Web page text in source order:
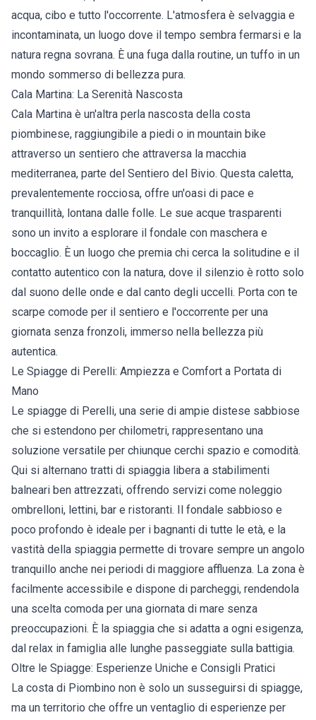
acqua, cibo e tutto l'occorrente. L'atmosfera è selvaggia e
incontaminata, un luogo dove il tempo sembra fermarsi e la
natura regna sovrana. È una fuga dalla routine, un tuffo in un
mondo sommerso di bellezza pura.
Cala Martina: La Serenità Nascosta
Cala Martina è un'altra perla nascosta della costa
piombinese, raggiungibile a piedi o in mountain bike
attraverso un sentiero che attraversa la macchia
mediterranea, parte del Sentiero del Bivio. Questa caletta,
prevalentemente rocciosa, offre un'oasi di pace e
tranquillità, lontana dalle folle. Le sue acque trasparenti
sono un invito a esplorare il fondale con maschera e
boccaglio. È un luogo che premia chi cerca la solitudine e il
contatto autentico con la natura, dove il silenzio è rotto solo
dal suono delle onde e dal canto degli uccelli. Porta con te
scarpe comode per il sentiero e l'occorrente per una
giornata senza fronzoli, immerso nella bellezza più
autentica.
Le Spiagge di Perelli: Ampiezza e Comfort a Portata di
Mano
Le spiagge di Perelli, una serie di ampie distese sabbiose
che si estendono per chilometri, rappresentano una
soluzione versatile per chiunque cerchi spazio e comodità.
Qui si alternano tratti di spiaggia libera a stabilimenti
balneari ben attrezzati, offrendo servizi come noleggio
ombrelloni, lettini, bar e ristoranti. Il fondale sabbioso e
poco profondo è ideale per i bagnanti di tutte le età, e la
vastità della spiaggia permette di trovare sempre un angolo
tranquillo anche nei periodi di maggiore affluenza. La zona è
facilmente accessibile e dispone di parcheggi, rendendola
una scelta comoda per una giornata di mare senza
preoccupazioni. È la spiaggia che si adatta a ogni esigenza,
dal relax in famiglia alle lunghe passeggiate sulla battigia.
Oltre le Spiagge: Esperienze Uniche e Consigli Pratici
La costa di Piombino non è solo un susseguirsi di spiagge,
ma un territorio che offre un ventaglio di esperienze per